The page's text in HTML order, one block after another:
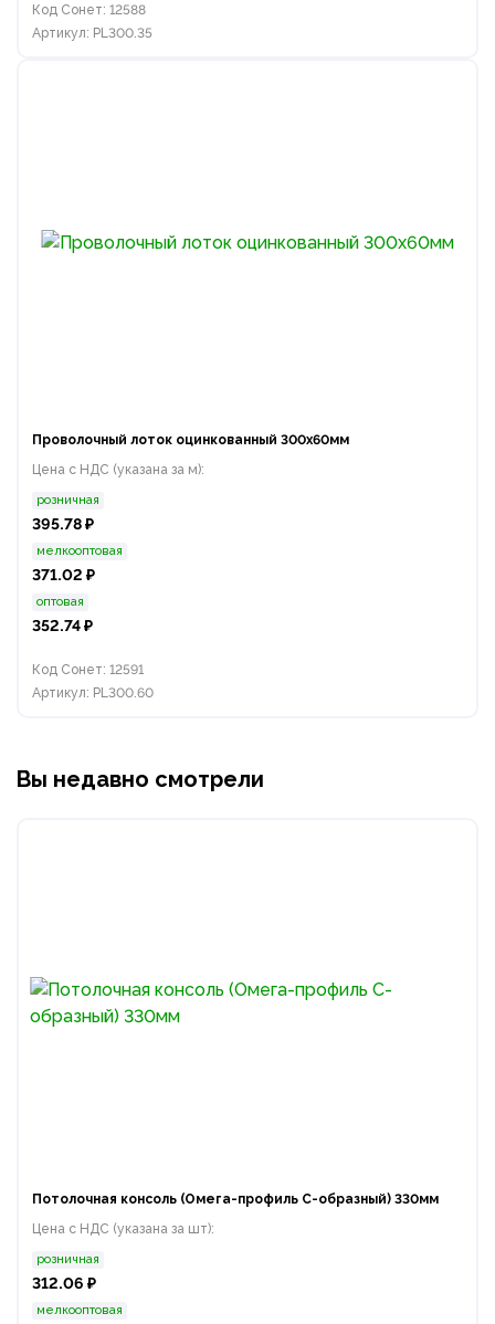
Код Сонет: 12588
Артикул: PL300.35
Проволочный лоток оцинкованный 300х60мм
Цена с НДС (указана за м):
розничная
395.78 ₽
мелкооптовая
371.02 ₽
оптовая
352.74 ₽
Код Сонет: 12591
Артикул: PL300.60
Вы недавно смотрели
Потолочная консоль (Омега-профиль С-образный) 330мм
Цена с НДС (указана за шт):
розничная
312.06 ₽
мелкооптовая